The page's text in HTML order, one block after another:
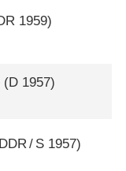
1959)
(D 1957)
DDR/ S 1957)